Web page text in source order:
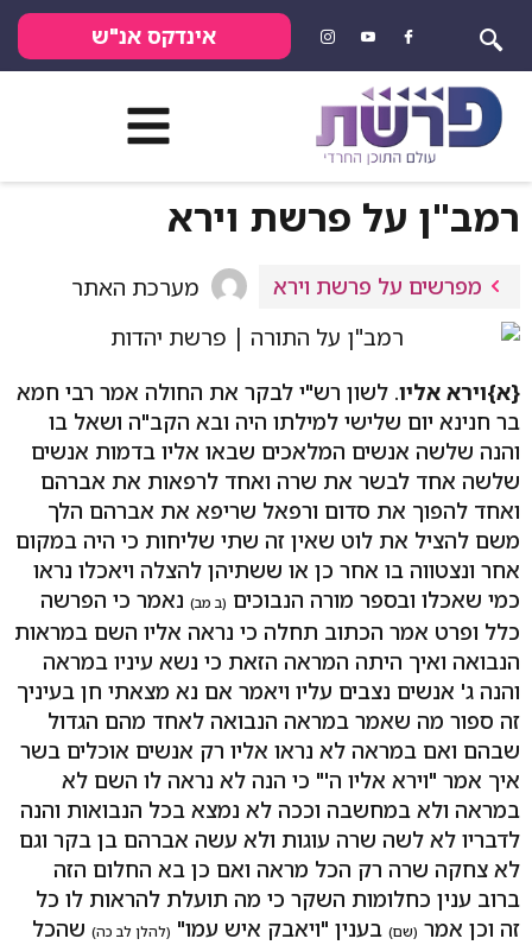
אינדקס אנ"ש
רמב"ן על פרשת וירא
מפרשים על פרשת וירא מערכת האתר
{א}וירא אליו. לשון רש"י לבקר את החולה אמר רבי חמא
בר חנינא יום שלישי למילתו היה ובא הקב"ה ושאל בו
והנה שלשה אנשים המלאכים שבאו אליו בדמות אנשים
שלשה אחד לבשר את שרה ואחד לרפאות את אברהם
ואחד להפוך את סדום ורפאל שריפא את אברהם הלך
משם להציל את לוט שאין זה שתי שליחות כי היה במקום
אחר ונצטווה בו אחר כן או ששתיהן להצלה ויאכלו נראו
כמי שאכלו ובספר מורה הנבוכים (ב מב) נאמר כי הפרשה
כלל ופרט אמר הכתוב תחלה כי נראה אליו השם במראות
הנבואה ואיך היתה המראה הזאת כי נשא עיניו במראה
והנה ג' אנשים נצבים עליו ויאמר אם נא מצאתי חן בעיניך
זה ספור מה שאמר במראה הנבואה לאחד מהם הגדול
שבהם ואם במראה לא נראו אליו רק אנשים אוכלים בשר
איך אמר "וירא אליו ה'" כי הנה לא נראה לו השם לא
במראה ולא במחשבה וככה לא נמצא בכל הנבואות והנה
לדבריו לא לשה שרה עוגות ולא עשה אברהם בן בקר וגם
לא צחקה שרה רק הכל מראה ואם כן בא החלום הזה
ברוב ענין כחלומות השקר כי מה תועלת להראות לו כל
זה וכן אמר (שם) בענין "ויאבק איש עמו" (להלן לב כה) שהכל